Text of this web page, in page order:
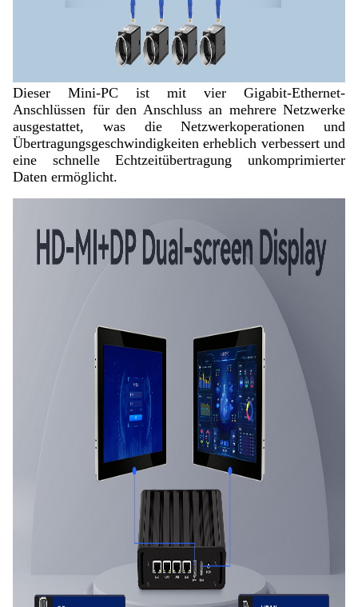
Dieser Mini-PC ist mit vier Gigabit-Ethernet-
Anschlüssen für den Anschluss an mehrere Netzwerke
ausgestattet, was die Netzwerkoperationen und
Übertragungsgeschwindigkeiten erheblich verbessert und
eine schnelle Echtzeitübertragung unkomprimierter
Daten ermöglicht.